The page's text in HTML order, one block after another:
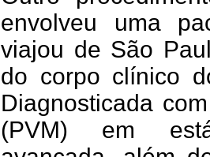
envolveu uma
viajou de São
do corpo clínico
Diagnosticada
(PVM) em